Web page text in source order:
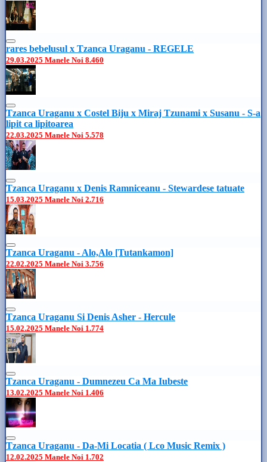
rares bebelusul x Tzanca Uraganu - REGELE
29.03.2025 Manele Noi 8.460
Tzanca Uraganu x Costel Biju x Miraj Tzunami x Susanu - S-a
lipit ca lipitoarea
22.03.2025 Manele Noi 5.578
Tzanca Uraganu x Denis Ramniceanu - Stewardese tatuate
15.03.2025 Manele Noi 2.716
Tzanca Uraganu - Alo,Alo [Tutankamon]
22.02.2025 Manele Noi 3.756
Tzanca Uraganu Si Denis Asher - Hercule
15.02.2025 Manele Noi 1.774
Tzanca Uraganu - Dumnezeu Ca Ma Iubeste
13.02.2025 Manele Noi 1.406
Tzanca Uraganu - Da-Mi Locatia ( Lco Music Remix )
12.02.2025 Manele Noi 1.702